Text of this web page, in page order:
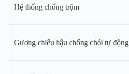
Hệ thống chống trộm
Gương chiếu hậu chống chói tự động